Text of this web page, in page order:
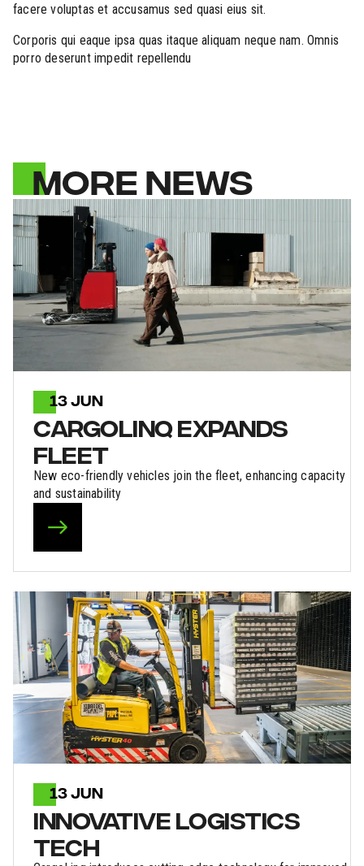
facere voluptas et accusamus sed quasi eius sit.
Corporis qui eaque ipsa quas itaque aliquam neque nam. Omnis
porro deserunt impedit repellendu
MORE NEWS
13 JUN
CARGOLINQ EXPANDS
FLEET
New eco-friendly vehicles join the fleet, enhancing capacity
and sustainability
13 JUN
INNOVATIVE LOGISTICS
TECH